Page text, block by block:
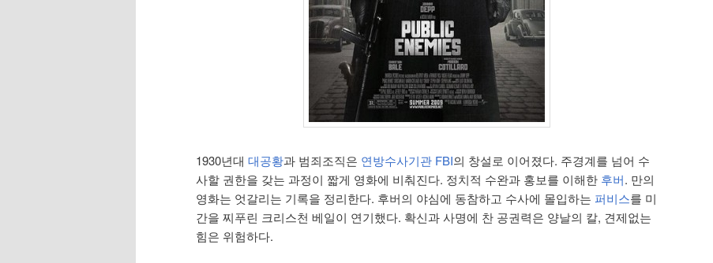
1930년대 대공황과 범죄조직은 연방수사기관 FBI의 창설로 이어졌다. 주경계를 넘어 수
사할 권한을 갖는 과정이 짧게 영화에 비춰진다. 정치적 수완과 홍보를 이해한 후버. 만의
영화는 엇갈리는 기록을 정리한다. 후버의 야심에 동참하고 수사에 몰입하는 퍼비스를 미
간을 찌푸린 크리스천 베일이 연기했다. 확신과 사명에 찬 공권력은 양날의 칼, 견제없는
힘은 위험하다.